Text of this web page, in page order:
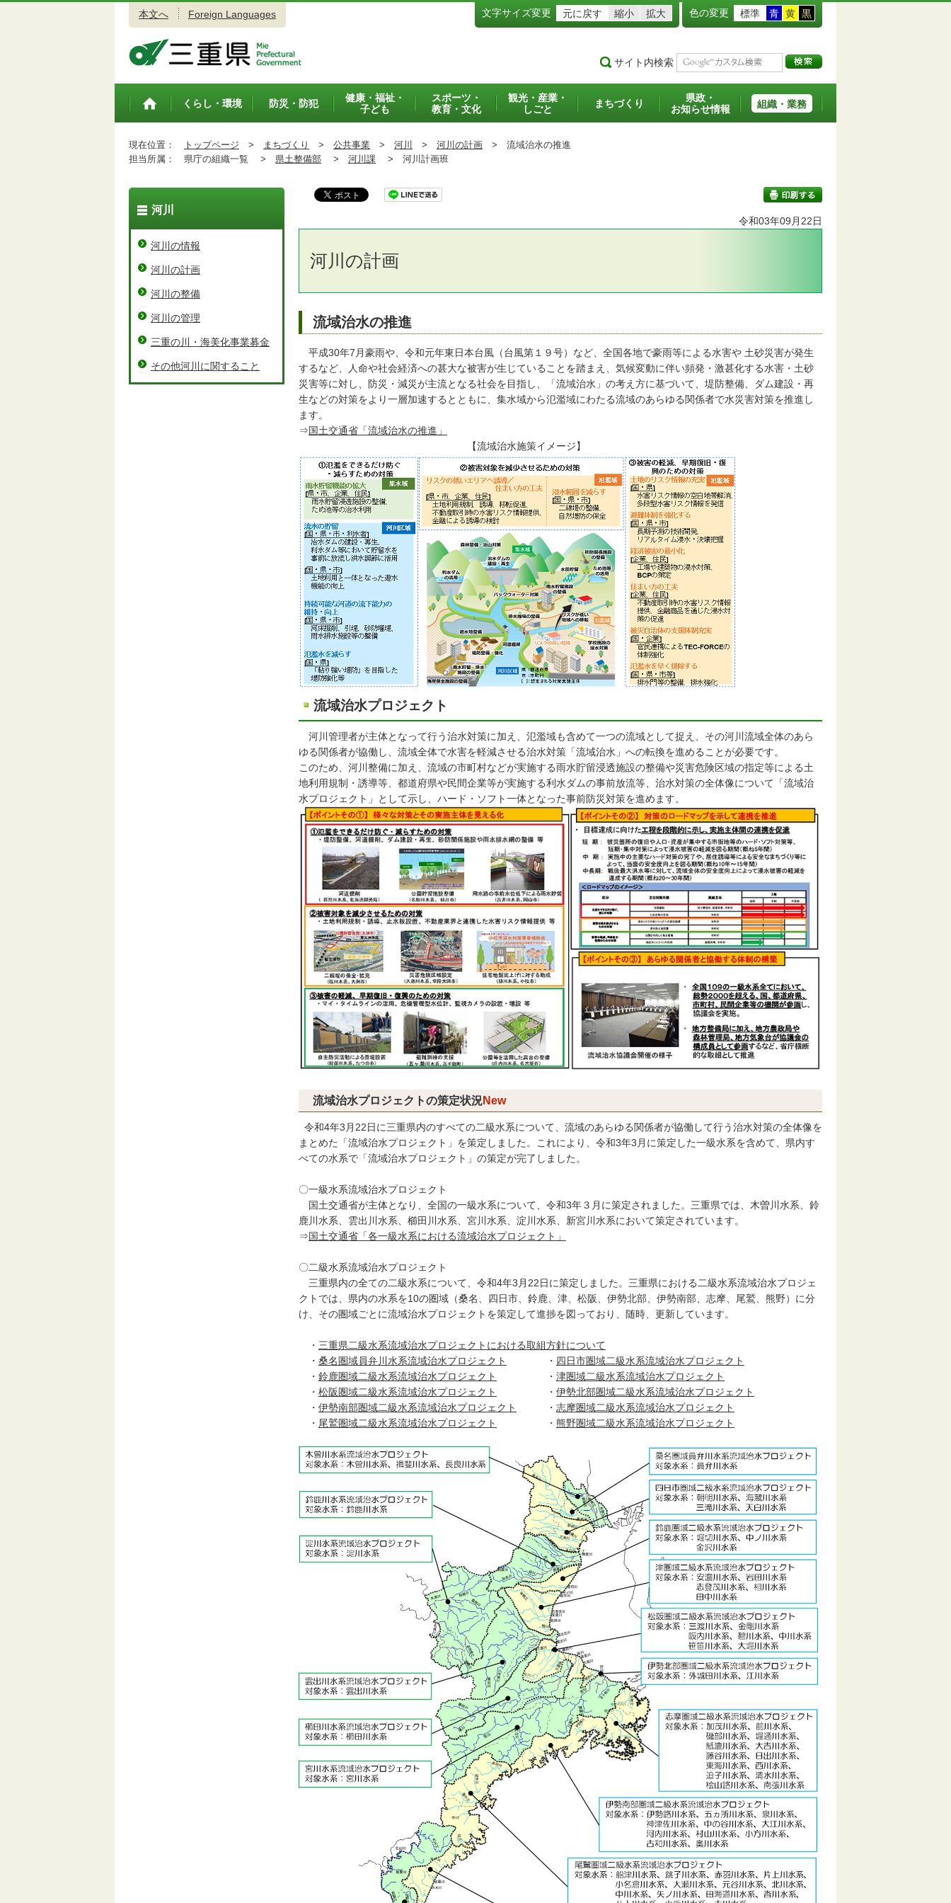
本文へ Foreign Languages 文字サイズ変更 元に戻す 縮小 拡大 色の変更 標準 青 黄 黒
サイト内検索
トップペ
くらし・環境 防災・防犯
健康・福祉・
子ども
スポーツ・
教育・文化
観光・産業・
しごと
まちづくり
県政・
お知らせ情報
組織・業務
現在位置： トップページ > まちづくり > 公共事業 > 河川 > 河川の計画 > 流域治水の推進
担当所属：
県庁の組織一覧 > 県土整備部 > 河川課 > 河川計画班
令和03年09月22日
河川の計画
流域治水の推進
平成30年7月豪雨や、令和元年東日本台風（台風第１９号）など、全国各地で豪雨等による水害や 土砂災害が発生
するなど、人命や社会経済への甚大な被害が生じていることを踏まえ、気候変動に伴い頻発・激甚化する水害・土砂
災害等に対し、防災・減災が主流となる社会を目指し、「流域治水」の考え方に基づいて、堤防整備、ダム建設・再
生などの対策をより一層加速するとともに、集水域から氾濫域にわたる流域のあらゆる関係者で水災害対策を推進し
ます。
⇒国土交通省「流域治水の推進」
【流域治水施策イメージ】
流域治水プロジェクト
河川管理者が主体となって行う治水対策に加え、氾濫域も含めて一つの流域として捉え、その河川流域全体のあら
ゆる関係者が協働し、流域全体で水害を軽減させる治水対策「流域治水」への転換を進めることが必要です。
このため、河川整備に加え、流域の市町村などが実施する雨水貯留浸透施設の整備や災害危険区域の指定等による土
地利用規制・誘導等、都道府県や民間企業等が実施する利水ダムの事前放流等、治水対策の全体像について「流域治
水プロジェクト」として示し、ハード・ソフト一体となった事前防災対策を進めます。
流域治水プロジェクトの策定状況New
令和4年3月22日に三重県内のすべての二級水系について、流域のあらゆる関係者が協働して行う治水対策の全体像を
まとめた「流域治水プロジェクト」を策定しました。これにより、令和3年3月に策定した一級水系を含めて、県内す
べての水系で「流域治水プロジェクト」の策定が完了しました。
〇一級水系流域治水プロジェクト
国土交通省が主体となり、全国の一級水系について、令和3年３月に策定されました。三重県では、木曽川水系、鈴
鹿川水系、雲出川水系、櫛田川水系、宮川水系、淀川水系、新宮川水系において策定されています。
⇒国土交通省「各一級水系における流域治水プロジェクト」
〇二級水系流域治水プロジェクト
三重県内の全ての二級水系について、令和4年3月22日に策定しました。三重県における二級水系流域治水プロジェ
クトでは、県内の水系を10の圏域（桑名、四日市、鈴鹿、津、松阪、伊勢北部、伊勢南部、志摩、尾鷲、熊野）に分
け、その圏域ごとに流域治水プロジェクトを策定して進捗を図っており、随時、更新しています。
・ 三重県二級水系流域治水プロジェクトにおける取組方針について
・ 桑名圏域員弁川水系流域治水プロジェクト ・ 四日市圏域二級水系流域治水プロジェクト
・ 鈴鹿圏域二級水系流域治水プロジェクト ・ 津圏域二級水系流域治水プロジェクト
・ 松阪圏域二級水系流域治水プロジェクト ・ 伊勢北部圏域二級水系流域治水プロジェクト
・ 伊勢南部圏域二級水系流域治水プロジェクト ・ 志摩圏域二級水系流域治水プロジェクト
・ 尾鷲圏域二級水系流域治水プロジェクト ・ 熊野圏域二級水系流域治水プロジェクト
河川
河川の情報
河川の計画
河川の整備
河川の管理
三重の川・海美化事業募金
その他河川に関すること